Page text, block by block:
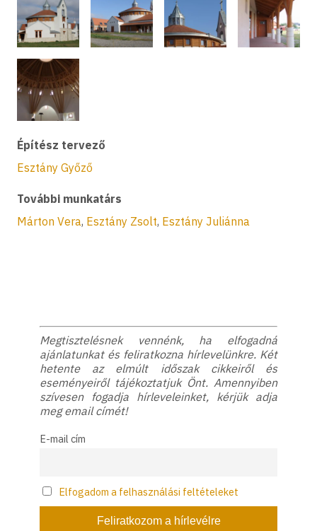
Építész tervező
Esztány Győző
További munkatárs
Márton Vera, Esztány Zsolt, Esztány Juliánna
Megtisztelésnek vennénk, ha elfogadná
ajánlatunkat és feliratkozna hírlevelünkre. Két
hetente az elmúlt időszak cikkeiről és
eseményeiről tájékoztatjuk Önt. Amennyiben
szívesen fogadja hírleveleinket, kérjük adja
meg email címét!
E-mail cím
Elfogadom a felhasználási feltételeket